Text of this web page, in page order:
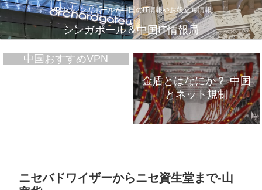
VPNやシンガポール＆中国のIT情報やお役立ち情報
シンガポール＆中国IT情報局
中国おすすめVPN
金盾とはなにか？-中国
とネット規制
ニセバドワイザーからニセ資生堂まで-山